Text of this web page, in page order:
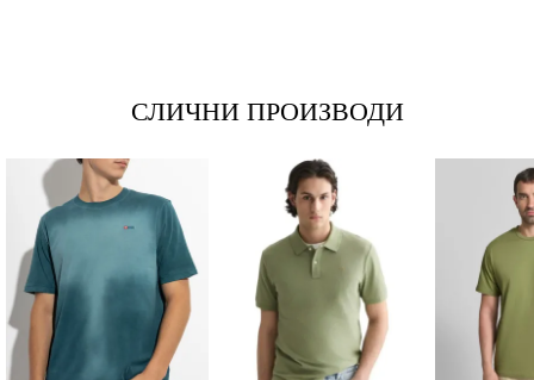
Порака
Анти спам заштита - пресметајте колку е 4 + 1 :
СЛИЧНИ ПРОИЗВОДИ